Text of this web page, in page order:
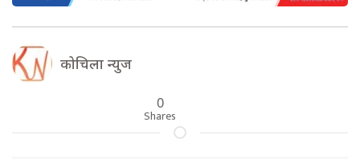
कोचिला न्युज
0
Shares